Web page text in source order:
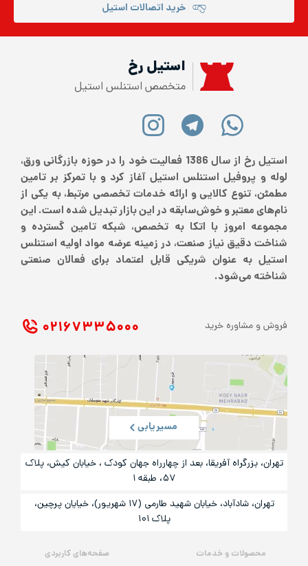
خرید اتصالات استیل
استیل رخ
متخصص استنلس استیل
استیل رخ از سال 1386 فعالیت خود را در حوزه بازرگانی ورق،
لوله و پروفیل استنلس استیل آغاز کرد و با تمرکز بر تامین
مطمئن، تنوع کالایی و ارائه خدمات تخصصی مرتبط، به یکی از
نام‌های معتبر و خوش‌سابقه در این بازار تبدیل شده است. این
مجموعه امروز با اتکا به تخصص، شبکه تامین گسترده و
شناخت دقیق نیاز صنعت، در زمینه عرضه مواد اولیه استنلس
استیل به عنوان شریکی قابل اعتماد برای فعالان صنعتی
شناخته می‌شود.
محصولات و خدمات صفحه‌های کاربردی
فروش و مشاوره خرید ۰۲۱ ۶۷۳۳۵۰۰۰
مسیریابی
تهران، بزرگراه آفریقا، بعد از چهارراه جهان کودک ، خیابان کیش، پلاک
۵۷، طبقه ۱
تهران، شادآباد، خیابان شهید طارمی (۱۷ شهریور)، خیایان پرچین،
پلاک ۱۰۱